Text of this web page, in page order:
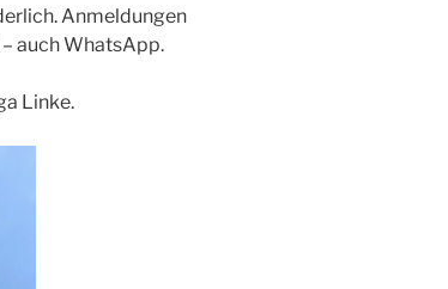
Anmeldungen
auch WhatsApp.
Linke.